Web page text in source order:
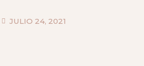
JULIO 24, 2021